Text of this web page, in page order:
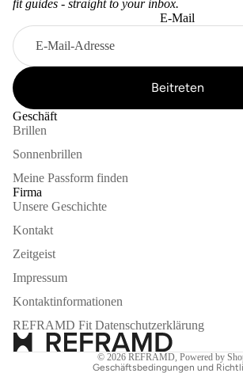
fit guides - straight to your inbox.
E-Mail
Beitreten
Geschäft
Brillen
Sonnenbrillen
Meine Passform finden
Firma
Unsere Geschichte
Kontakt
Zeitgeist
Impressum
Kontaktinformationen
REFRAMD Fit Datenschutzerklärung
© 2026 REFRAMD, Powered by
Geschäftsbedingungen und
Widerrufsrecht
Datenschutzerklärung
AGB
Impressum
Stornierungsrichtlinie